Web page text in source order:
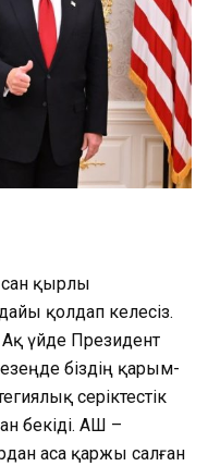
сан қырлы
қолдап келесіз.
үйде Президент
біздің қарым-
серіктестік
бекіді. АҚШ –
аса қаржы салған